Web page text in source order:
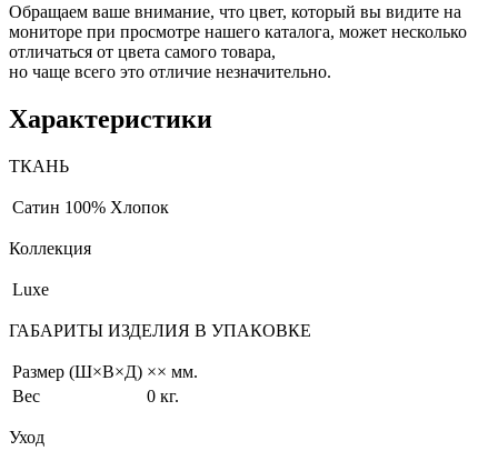
Обращаем ваше внимание, что цвет, который вы видите на
мониторе при просмотре нашего каталога, может несколько
отличаться от цвета самого товара,
но чаще всего это отличие незначительно.
Характеристики
ТКАНЬ
Сатин 100% Хлопок
Коллекция
Luxe
ГАБАРИТЫ ИЗДЕЛИЯ В УПАКОВКЕ
Размер (Ш×В×Д) ×× мм.
Вес
0 кг.
Уход